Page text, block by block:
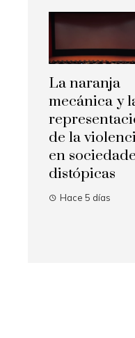
La naranja
mecánica y
de la
en
distópicas
Hace 5 días